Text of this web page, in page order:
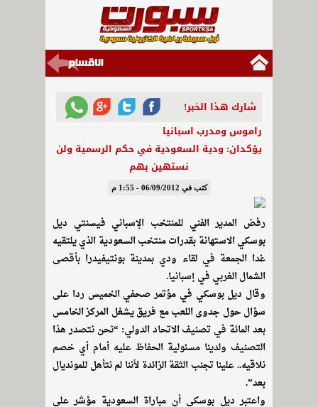
شارك هذا الخبر!
راموس ومدرب اسبانيا
يؤكدان: ودية السعودية في حكم الرسمية ولن
نستهين بهم
كتب في 06/09/2012 - 1:55 م
رفض المدير الفني للمنتخب الإسباني فيسنتي ديل
بوسكي الاستهانة بقدرات منتخب السعودية الذي يلتقيه
غدا الجمعة في لقاء ودي بمدينة بونتيفيدرا بأقصى
الشمال الغربي في إسبانيا.
وقال ديل بوسكي في مؤتمر صحفي الخميس ردا على
سؤال حول جدوى اللعب مع فريق يشغل المركز الخامس
بعد المائة في تصنيف الاتحاد الدولي: “نحن نتصدر هذا
التصنيف ولدينا مسئولية الحفاظ عليه أمام أي خصم
نلاقيه.. علينا تجنب الثقة الزائدة لأننا لم نتأهل للمونديال
بعد”.
واعتبر ديل بوسكي أن مباراة السعودية مؤشر على